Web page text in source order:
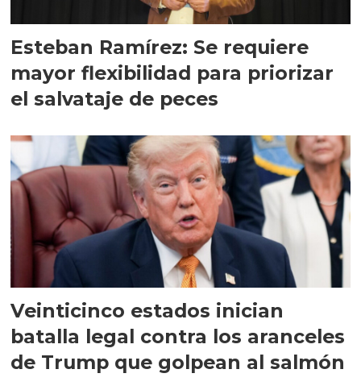
Esteban Ramírez: Se requiere
mayor flexibilidad para priorizar
el salvataje de peces
Veinticinco estados inician
batalla legal contra los aranceles
de Trump que golpean al salmón